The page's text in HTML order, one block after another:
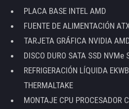
PLACA BASE INTEL AMD
FUENTE DE ALIMENTACIÓN
TARJETA GRÁFICA NVIDIA
DISCO DURO SATA SSD NVMe
REFRIGERACIÓN LÍQUIDA
THERMALTAKE
MONTAJE CPU PROCESADOR